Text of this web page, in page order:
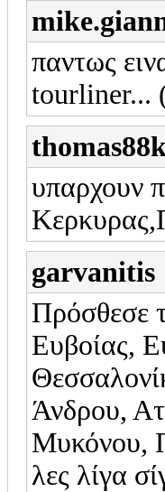
παντως
tourliner...
υπαρχουν
garvanitis
Πρόσθεσε
Ευβοίας,
Άνδρου,
Μυκόνου,
λες λίγα